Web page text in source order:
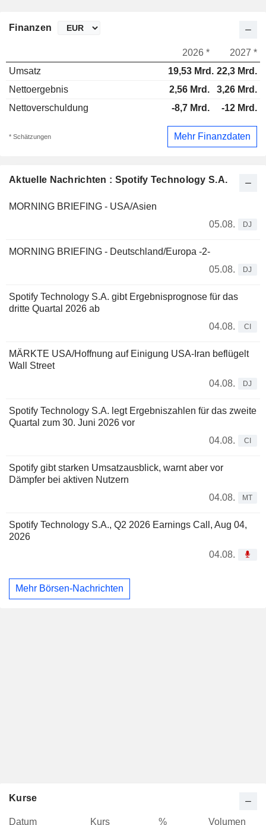
Aktuelle Nachrichten : Spotify Technology S.A.
MORNING BRIEFING - USA/Asien
05.08.
DJ
MORNING BRIEFING - Deutschland/Europa -2-
05.08.
DJ
Spotify Technology S.A. gibt Ergebnisprognose für das
dritte Quartal 2026 ab
04.08.
CI
MÄRKTE USA/Hoffnung auf Einigung USA-Iran beflügelt
Wall Street
04.08.
DJ
Spotify Technology S.A. legt Ergebniszahlen für das zweite
Quartal zum 30. Juni 2026 vor
04.08.
CI
Spotify gibt starken Umsatzausblick, warnt aber vor
Dämpfer bei aktiven Nutzern
04.08.
MT
Spotify Technology S.A., Q2 2026 Earnings Call, Aug 04,
2026
04.08.
Mehr Börsen-Nachrichten
Finanzen
2026 *
2027 *
Umsatz
19,53 Mrd. 22,3 Mrd.
Nettoergebnis
2,56 Mrd.
3,26 Mrd.
Nettoverschuldung
-8,7 Mrd. -12 Mrd.
* Schätzungen Mehr Finanzdaten
Kurse
Datum Kurs % Volumen